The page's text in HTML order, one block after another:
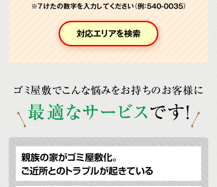
※７けたの数字を入力してください（例：540-0035）
対応エリアを検索
ゴミ屋敷でこんな悩みをお持ちのお客様に
最適なサービスです!
親族の家がゴミ屋敷化。
ご近所とのトラブルが起きている